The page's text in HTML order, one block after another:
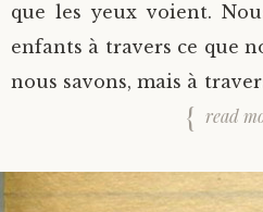
que les yeux voient.
enfants à travers ce que
nous savons, mais à
read